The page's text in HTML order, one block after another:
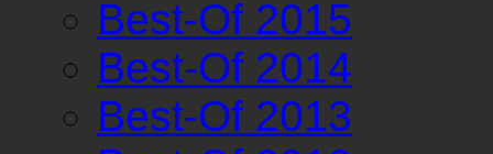
Best-Of 2015
Best-Of 2014
Best-Of 2013